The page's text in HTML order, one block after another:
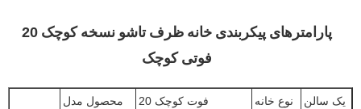
پارامترهای پیکربندی خانه ظرف تاشو نسخه کوچک 20
فوتی کوچک
محصول مدل 20 فوت کوچک نوع خانه
یک سالن